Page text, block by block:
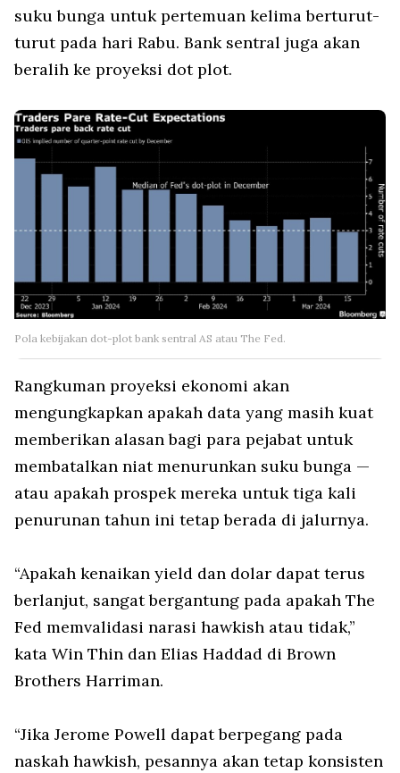
suku bunga untuk pertemuan kelima berturut-
turut pada hari Rabu. Bank sentral juga akan
beralih ke proyeksi dot plot.
Pola kebijakan dot-plot bank sentral AS atau The Fed.
Rangkuman proyeksi ekonomi akan
mengungkapkan apakah data yang masih kuat
memberikan alasan bagi para pejabat untuk
membatalkan niat menurunkan suku bunga —
atau apakah prospek mereka untuk tiga kali
penurunan tahun ini tetap berada di jalurnya.
“Apakah kenaikan yield dan dolar dapat terus
berlanjut, sangat bergantung pada apakah The
Fed memvalidasi narasi hawkish atau tidak,”
kata Win Thin dan Elias Haddad di Brown
Brothers Harriman.
“Jika Jerome Powell dapat berpegang pada
naskah hawkish, pesannya akan tetap konsisten